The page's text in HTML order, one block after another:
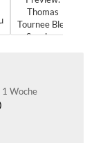
1 Woche